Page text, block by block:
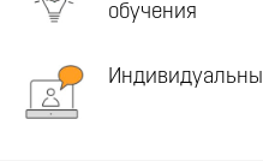
обучения